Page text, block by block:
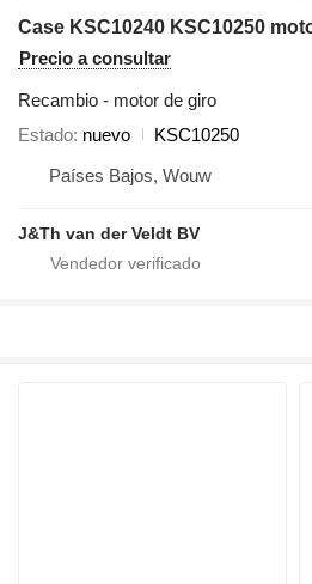
Precio a consultar
Recambio - motor de giro
Estado nuevo
KSC10250
Países Bajos, Wouw
J&Th van der Veldt BV